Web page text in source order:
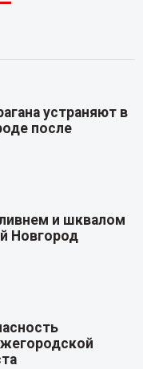
устраняют в
после
и шквалом
Новгород